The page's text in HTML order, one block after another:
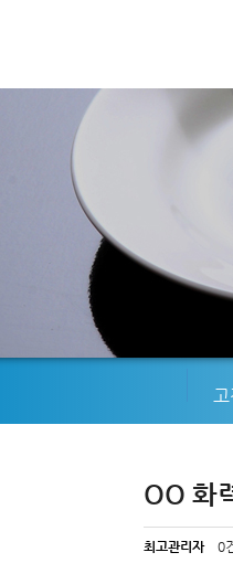
고
OO 화
최고관리자 0